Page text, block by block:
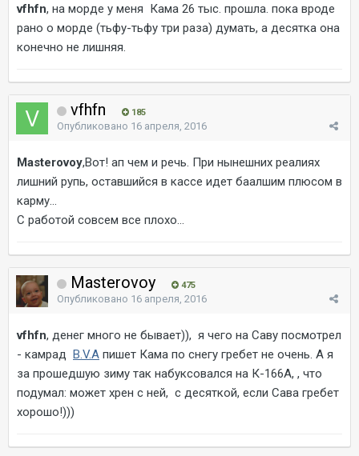
vfhfn, на морде у меня Кама 26 тыс. прошла. пока вроде
рано о морде (тьфу-тьфу три раза) думать, а десятка она
конечно не лишняя.
vfhfn 185
Опубликовано 16 апреля, 2016
Masterovoy,Вот! ап чем и речь. При нынешних реалиях
лишний рупь, оставшийся в кассе идет баалшим плюсом в
карму...
С работой совсем все плохо...
Masterovoy 475
Опубликовано 16 апреля, 2016
vfhfn, денег много не бывает)), я чего на Саву посмотрел
- камрад B.V.A пишет Кама по снегу гребет не очень. А я
за прошедшую зиму так набуксовался на К-166А, , что
подумал: может хрен с ней, с десяткой, если Сава гребет
хорошо!)))